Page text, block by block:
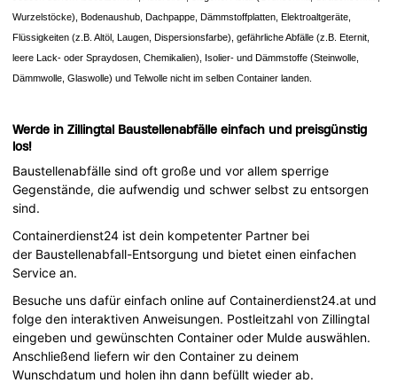
Wurzelstöcke), Bodenaushub, Dachpappe, Dämmstoffplatten, Elektroaltgeräte,
Flüssigkeiten (z.B. Altöl, Laugen, Dispersionsfarbe), gefährliche Abfälle (z.B. Eternit,
leere Lack- oder Spraydosen, Chemikalien), Isolier- und Dämmstoffe (Steinwolle,
Dämmwolle, Glaswolle) und Telwolle nicht im selben Container landen.
Werde in Zillingtal Baustellenabfälle einfach und preisgünstig
los!
Baustellenabfälle sind oft große und vor allem sperrige
Gegenstände, die aufwendig und schwer selbst zu entsorgen
sind.
Containerdienst24 ist dein kompetenter Partner bei
der Baustellenabfall-Entsorgung und bietet einen einfachen
Service an.
Besuche uns dafür einfach online auf Containerdienst24.at und
folge den interaktiven Anweisungen. Postleitzahl von Zillingtal
eingeben und gewünschten Container oder Mulde auswählen.
Anschließend liefern wir den Container zu deinem
Wunschdatum und holen ihn dann befüllt wieder ab.